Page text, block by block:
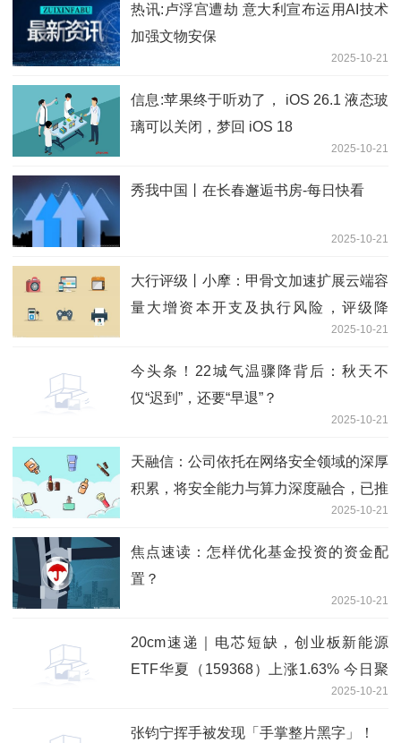
热讯:卢浮宫遭劫 意大利宣布运用AI技术
加强文物安保
2025-10-21
信息:苹果终于听劝了， iOS 26.1 液态玻
璃可以关闭，梦回 iOS 18
2025-10-21
秀我中国丨在长春邂逅书房-每日快看
2025-10-21
大行评级丨小摩：甲骨文加速扩展云端容
量大增资本开支及执行风险，评级降
2025-10-21
今头条！22城气温骤降背后：秋天不
仅“迟到”，还要“早退”？
2025-10-21
天融信：公司依托在网络安全领域的深厚
积累，将安全能力与算力深度融合，已推
出智算云平台、智算一体机等系列产品
独家
2025-10-21
焦点速读：怎样优化基金投资的资金配
置？
2025-10-21
20cm速递｜电芯短缺，创业板新能源
ETF华夏（159368）上涨1.63% 今日聚
2025-10-21
张钧宁挥手被发现「手掌整片黑字」！